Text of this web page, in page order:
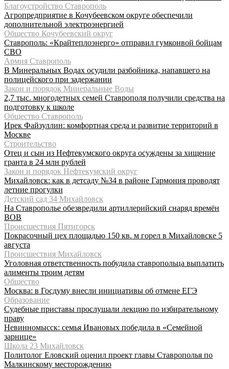
Благоустройство Ставрополь
Агропредприятие в Кочубеевском округе обеспечили
дополнительной электроэнергией
Общество Кочубеевский округ
Ставрополь: «Крайтеплоэнерго» отправил гумконвой бойцам
СВО
Армия Ставрополь
В Минеральных Водах осудили разбойника, напавшего на
полицейского при задержании
Закон и порядок Минеральные Воды
2,7 тыс. многодетных семей Ставрополя получили средства на
подготовку к школе
Общество Ставрополь
Ирек Файзуллин: комфортная среда и развитие территорий в
Москве
Строительство
Отец и сын из Нефтекумского округа осуждены за хищение
гранта в 24 млн рублей
Закон и порядок Нефтекумский округ
Михайловск: как в детсаду №34 в районе Гармония проводят
летние прогулки
Детский сад 34 Михайловск
На Ставрополье обезвредили артиллерийский снаряд времён
ВОВ
Происшествия Пятигорск
Покрасочный цех площадью 150 кв. м горел в Михайловске 5
августа
Происшествия Михайловск
Уголовная ответственность побудила ставропольца выплатить
алименты троим детям
Общество
Москва: в Госдуму внесли инициативы об отмене ЕГЭ
Образование
Судебные приставы прослушали лекцию по избирательному
праву
Невинномысск: семья Ивановых победила в «Семейной
зарнице»
Школа 23 Михайловск
Политолог Еловский оценил проект главы Ставрополья по
Малкинскому месторождению